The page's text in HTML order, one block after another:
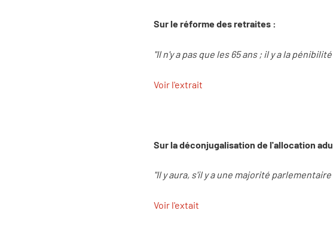
Sur le réforme des retraites :
"Il n'y a pas que les 65 ans ; il y a la
Voir l'extrait
Sur la déconjugalisation de l'allocation
"Il y aura, s'il y a une majorité
Voir l'extait